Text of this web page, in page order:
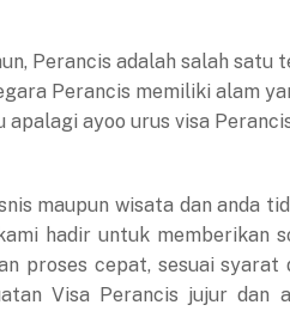
Perancis adalah salah satu
Perancis memiliki alam
ayoo urus visa
maupun wisata dan anda
hadir untuk memberikan
proses cepat, sesuai syarat
Visa Perancis jujur dan